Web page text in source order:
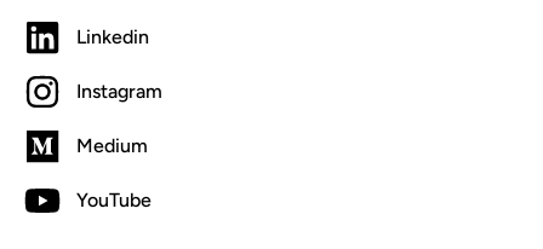
Linkedin
Instagram
Medium
YouTube